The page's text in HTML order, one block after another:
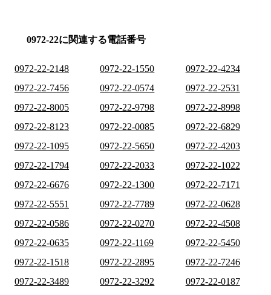
0972-22に関連する電話番号
0972-22-2148 0972-22-1550
0972-22-4234
0972-22-7456
0972-22-0574
0972-22-2531
0972-22-8005
0972-22-9798
0972-22-8998
0972-22-8123
0972-22-0085
0972-22-6829
0972-22-1095
0972-22-5650
0972-22-4203
0972-22-1794
0972-22-2033
0972-22-1022
0972-22-6676
0972-22-1300
0972-22-7171
0972-22-5551
0972-22-7789
0972-22-0628
0972-22-0586
0972-22-0270
0972-22-4508
0972-22-0635
0972-22-1169
0972-22-5450
0972-22-1518
0972-22-2895
0972-22-7246
0972-22-3489
0972-22-3292
0972-22-0187